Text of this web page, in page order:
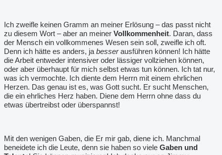
Ich zweifle keinen Gramm an meiner Erlösung – das passt nicht
zu diesem Wort – aber an meiner Vollkommenheit. Daran, dass
der Mensch ein vollkommenes Wesen sein soll, zweifle ich oft.
Denn ich hätte es anders, ja besserausführen können! Ich hätte
die Arbeit entweder intensiver oder lässiger vollziehen können,
oder aber überhaupt für mich selbst etwas tun können. Ich tat nur,
was ich vermochte. Ich diente dem Herrn mit einem ehrlichen
Herzen. Das genau ist es, was Gott sucht. Er sucht Menschen,
die ein ehrliches Herz haben. Diene dem Herrn ohne dass du
etwas übertreibst oder überspannst!
Mit den wenigen Gaben, die Er mir gab, diene ich. Manchmal
beneidete ich die Leute, denn sie haben so viele Gaben und